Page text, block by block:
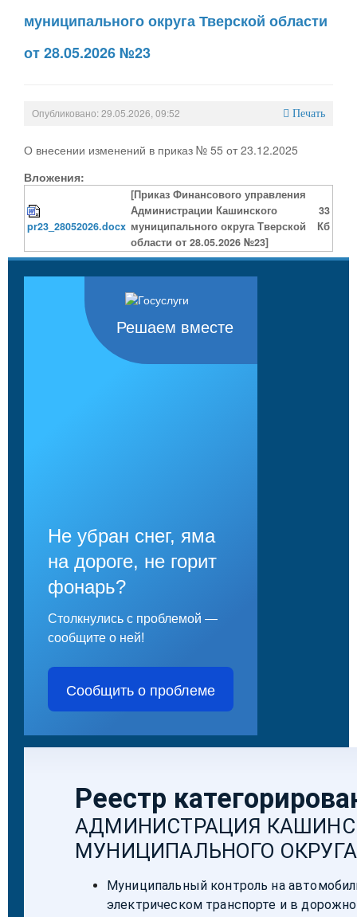
муниципального округа Тверской области
от 28.05.2026 №23
Опубликовано: 29.05.2026, 09:52 Печать
О внесении изменений в приказ № 55 от 23.12.2025
Вложения:
pr23_28052026.docx
[Приказ Финансового управления
Администрации Кашинского
муниципального округа Тверской
области от 28.05.2026 №23]
33
Кб
Решаем вместе
Не убран снег, яма
на дороге, не горит
фонарь?
Столкнулись с проблемой —
сообщите о ней!
Сообщить о проблеме